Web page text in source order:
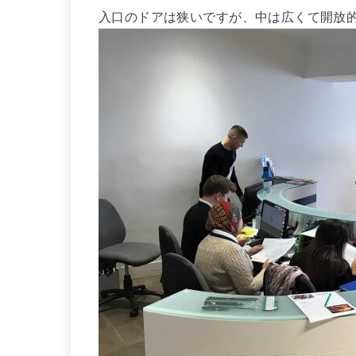
入口のドアは狭いですが、中は広くて開放